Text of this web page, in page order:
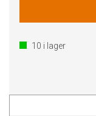
10 i lager